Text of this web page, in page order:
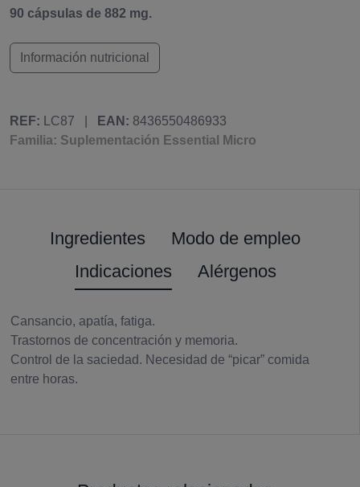
90 cápsulas de 882 mg.
Información nutricional
REF: LC87 EAN: 8436550486933
Familia: Suplementación Essential Micro
Ingredientes
Modo de empleo
Indicaciones
Alérgenos
Cansancio, apatía, fatiga.
Trastornos de concentración y memoria.
Control de la saciedad. Necesidad de “picar” comida
entre horas.